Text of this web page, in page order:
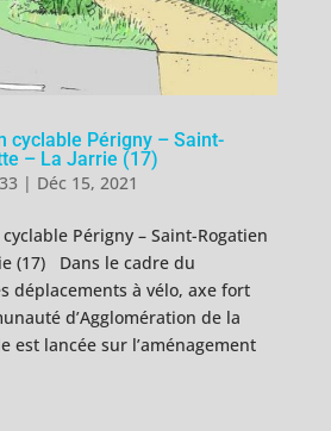
cyclable Périgny – Saint-
– La Jarrie (17)
| Déc 15, 2021
Périgny – Saint-Rogatien
(17) Dans le cadre du
déplacements à vélo, axe fort
d’Agglomération de la
est lancée sur l’aménagement